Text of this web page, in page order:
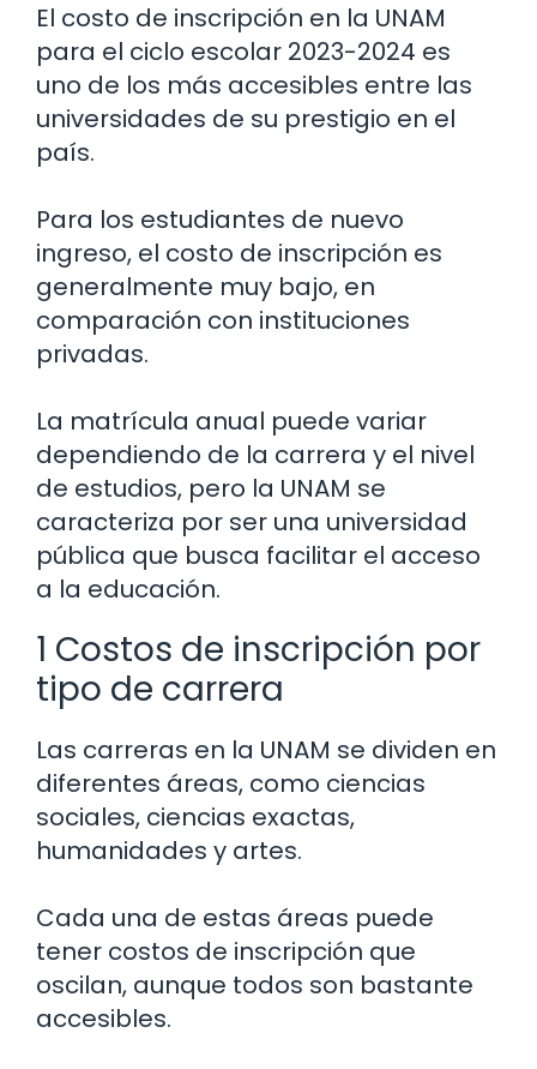
El costo de inscripción en la UNAM
para el ciclo escolar 2023-2024 es
uno de los más accesibles entre las
universidades de su prestigio en el
país.
Para los estudiantes de nuevo
ingreso, el costo de inscripción es
generalmente muy bajo, en
comparación con instituciones
privadas.
La matrícula anual puede variar
dependiendo de la carrera y el nivel
de estudios, pero la UNAM se
caracteriza por ser una universidad
pública que busca facilitar el acceso
a la educación.
1 Costos de inscripción por
tipo de carrera
Las carreras en la UNAM se dividen en
diferentes áreas, como ciencias
sociales, ciencias exactas,
humanidades y artes.
Cada una de estas áreas puede
tener costos de inscripción que
oscilan, aunque todos son bastante
accesibles.